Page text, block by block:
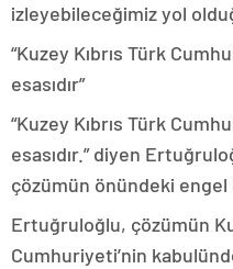
izleyebileceğimiz yol
“Kuzey Kıbrıs Türk
esasıdır”
“Kuzey Kıbrıs Türk
esasıdır.” diyen
çözümün önündeki engel
Ertuğruloğlu, çözümün
Cumhuriyeti’nin